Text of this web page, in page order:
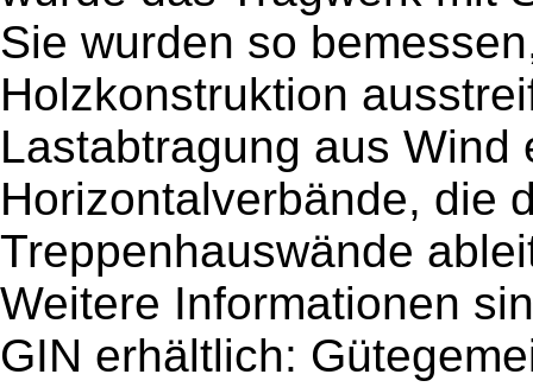
Sie wurden so
Holzkonstruktion
Lastabtragung aus Wind
Horizontalverbände, die
Treppenhauswände
Weitere Informationen
GIN erhältlich: